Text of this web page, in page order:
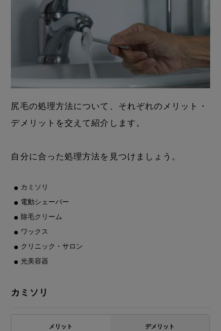
尻毛の処理方法について、それぞれのメリット・
デメリットを交えて紹介します。
自分に合った処理方法を見つけましょう。
カミソリ
電動シェーバー
除毛クリーム
ワックス
クリニック・サロン
光美容器
カミソリ
メリット デメリット